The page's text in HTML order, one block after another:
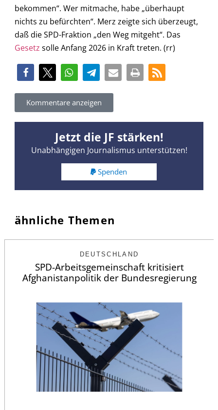
bekommen“. Wer mitmache, habe „überhaupt
nichts zu befürchten“. Merz zeigte sich überzeugt,
daß die SPD-Fraktion „den Weg mitgeht“. Das
Gesetz solle Anfang 2026 in Kraft treten. (rr)
Kommentare anzeigen
Jetzt die JF stärken!
Unabhängigen Journalismus unterstützen!
Spenden
ähnliche Themen
DEUTSCHLAND
SPD-Arbeitsgemeinschaft kritisiert
Afghanistanpolitik der Bundesregierung